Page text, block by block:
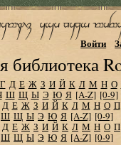
библиотека
Войти
Г Д Е Ж З И Й К Л М Н О
Ш Щ Ы Э Ю Я [A-Z] [0-9]
Д Е Ж З И Й К Л М Н О П
Ш Щ Ы Э Ю Я [A-Z] [0-9]
Д Е Ж З И Й К Л М Н О П
Ш Щ Ы Э Ю Я [A-Z] [0-9]